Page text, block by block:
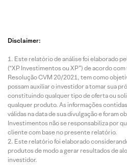
Disclaimer:
Este relatório de análise foi elaborado
(“XP Investimentos ou XP”) de acordo
Resolução CVM 20/2021, tem como
possam auxiliar o investidor a tomar sua
constituindo qualquer tipo de oferta ou
qualquer produto. As informações
válidas na data de sua divulgação e foram
Investimentos não se responsabiliza por
cliente com base no presente relatório.
Este relatório foi elaborado
produtos de modo a gerar resultados de
investidor.